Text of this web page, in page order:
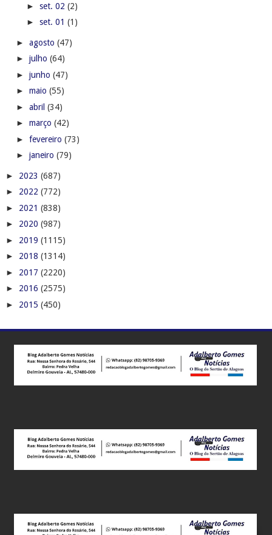
► set. 02 (2)
► set. 01 (1)
► agosto (47)
► julho (64)
► junho (47)
► maio (55)
► abril (34)
► março (42)
► fevereiro (73)
► janeiro (79)
► 2023 (687)
► 2022 (772)
► 2021 (838)
► 2020 (987)
► 2019 (1115)
► 2018 (1314)
► 2017 (2220)
► 2016 (2575)
► 2015 (450)